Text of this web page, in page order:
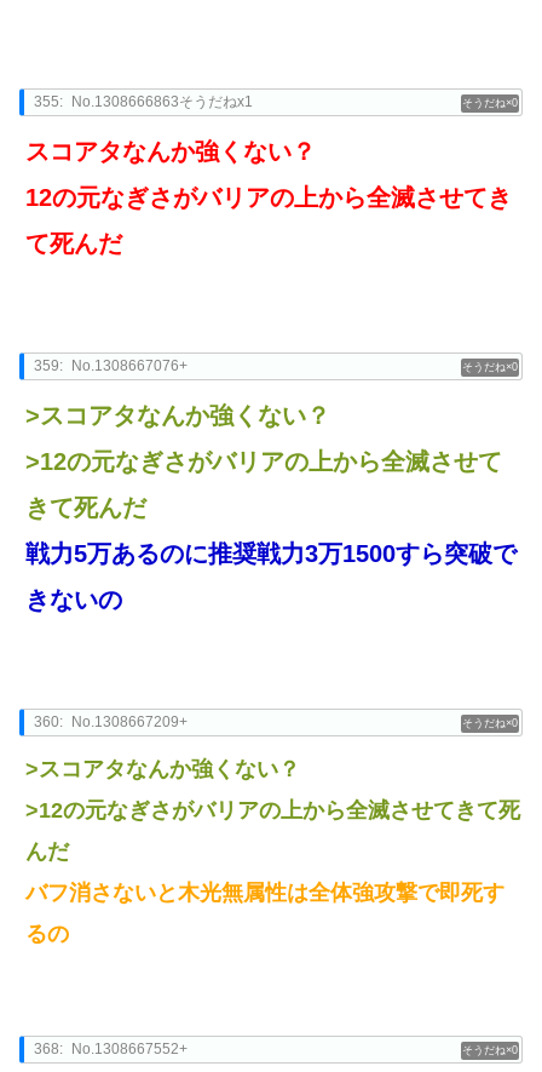
0
355: No.1308666863そうだねx1
スコアタなんか強くない？
12の元なぎさがバリアの上から全滅させてき
て死んだ
0
359: No.1308667076+
>スコアタなんか強くない？
>12の元なぎさがバリアの上から全滅させて
きて死んだ
戦力5万あるのに推奨戦力3万1500すら突破で
きないの
0
360: No.1308667209+
>スコアタなんか強くない？
>12の元なぎさがバリアの上から全滅させてきて死
んだ
バフ消さないと木光無属性は全体強攻撃で即死す
るの
0
368: No.1308667552+